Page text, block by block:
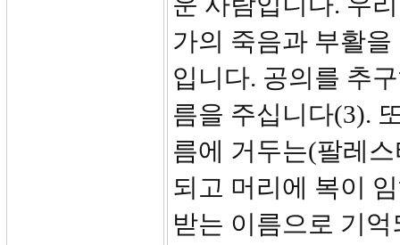
가의 죽음과 부활
입니다. 공의를 추
름을 주십니다(3).
름에 거두는(팔레
되고 머리에 복이
받는 이름으로 기